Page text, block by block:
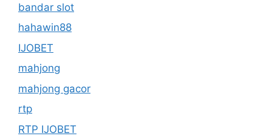
bandar slot
hahawin88
IJOBET
mahjong
mahjong gacor
rtp
RTP IJOBET